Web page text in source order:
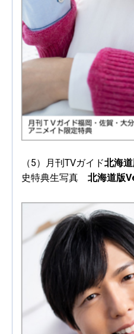
（5）月刊TVガイド北海
史特典生写真 北海道版